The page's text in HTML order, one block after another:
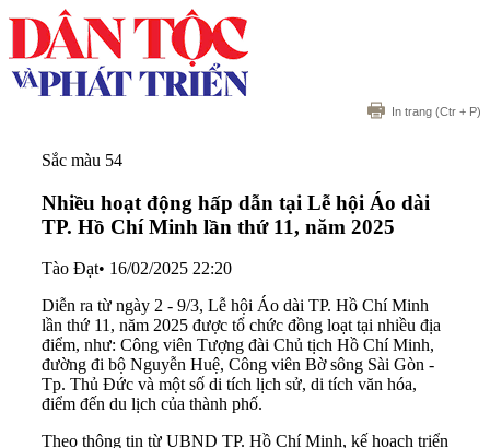
In trang (Ctr + P)
Sắc màu 54
Nhiều hoạt động hấp dẫn tại Lễ hội Áo dài
TP. Hồ Chí Minh lần thứ 11, năm 2025
Tào Đạt• 16/02/2025 22:20
Diễn ra từ ngày 2 - 9/3, Lễ hội Áo dài TP. Hồ Chí Minh
lần thứ 11, năm 2025 được tổ chức đồng loạt tại nhiều địa
điểm, như: Công viên Tượng đài Chủ tịch Hồ Chí Minh,
đường đi bộ Nguyễn Huệ, Công viên Bờ sông Sài Gòn -
Tp. Thủ Đức và một số di tích lịch sử, di tích văn hóa,
điểm đến du lịch của thành phố.
Theo thông tin từ UBND TP. Hồ Chí Minh, kế hoạch triển